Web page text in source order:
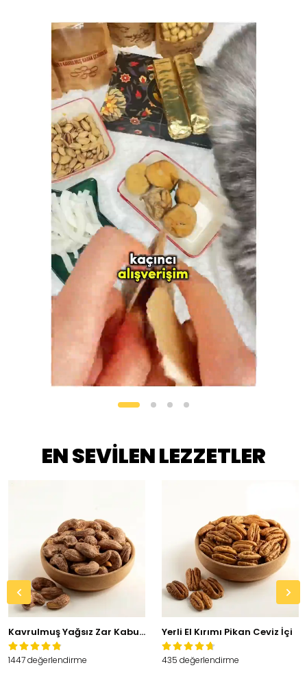
EN SEVİLEN LEZZETLER
Kavrulmuş Yağsız Zar Kabuklu Kaju
1447 değerlendirme
Yerli El Kırımı Pikan Ceviz İçi
435 değerlendirme